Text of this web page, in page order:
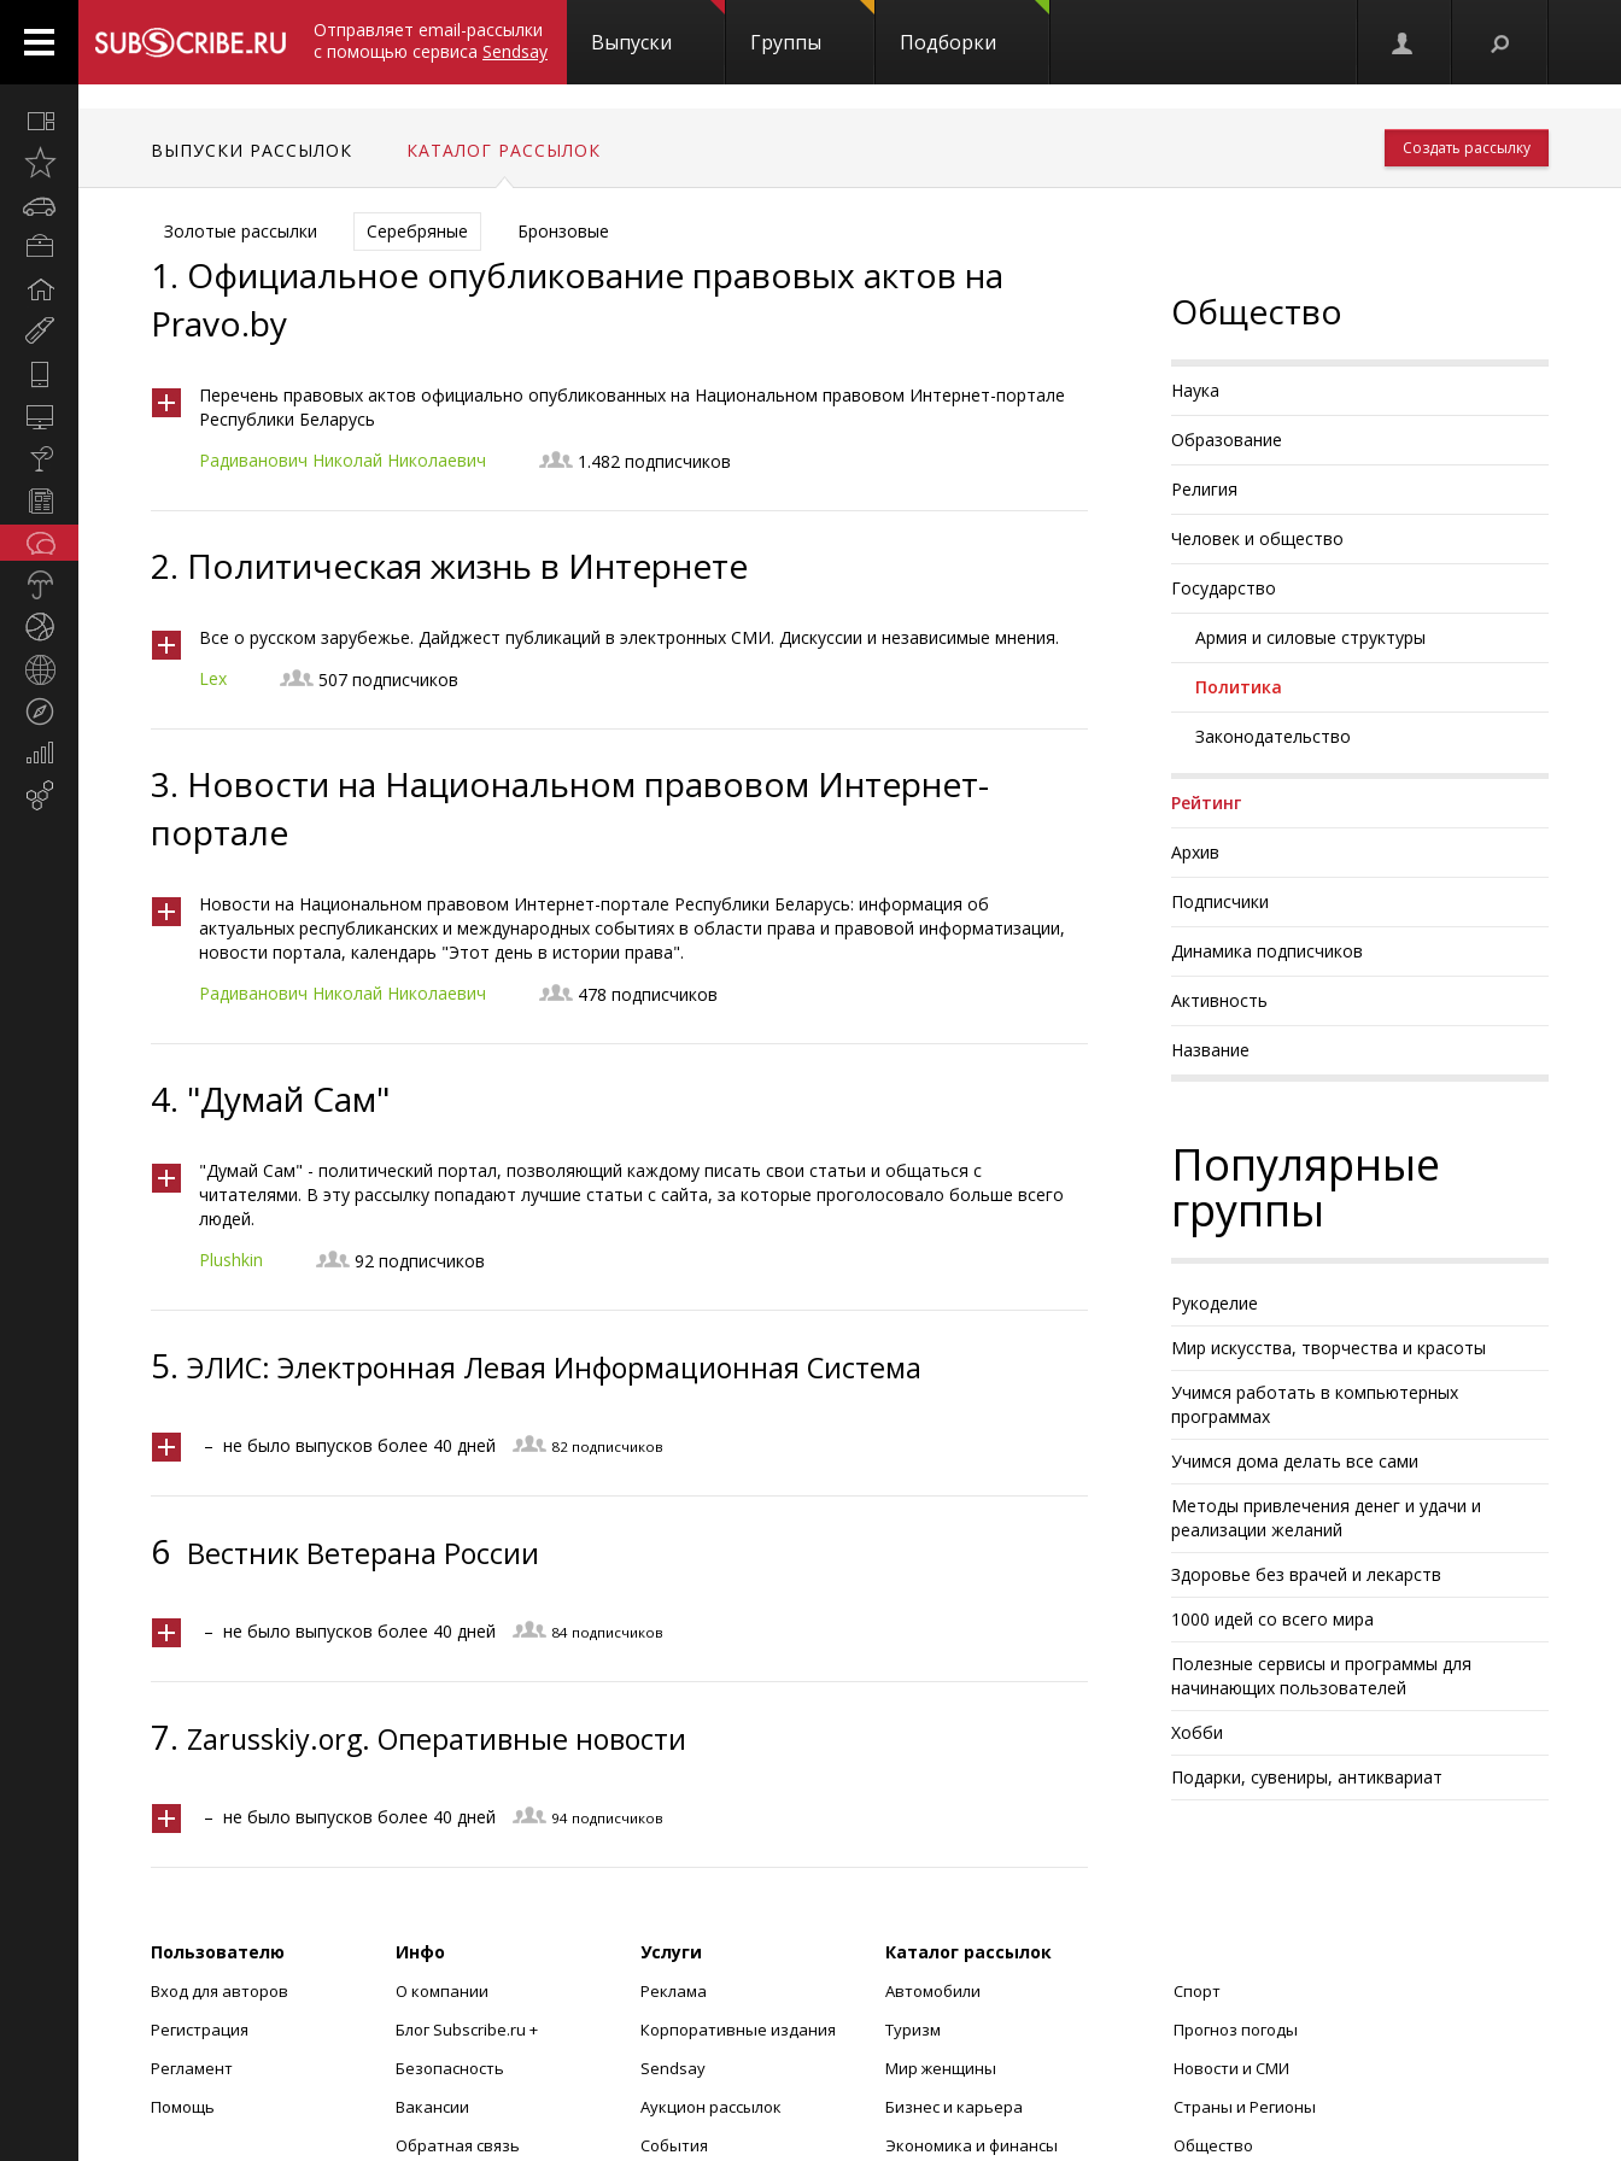
Отправляет email-рассылки
с помощью сервиса Sendsay Выпуски Группы Подборки
Открыто
недавно
Компьютеры
Прогноз
финансы
Email-маркетинг
ВЫПУСКИ РАССЫЛОК КАТАЛОГ РАССЫЛОК Создать рассылку
Золотые рассылки Серебряные Бронзовые
1. Официальное опубликование правовых актов на
Pravo.by
Перечень правовых актов официально опубликованных на Национальном правовом Интернет-портале
Республики Беларусь
Радиванович Николай Николаевич
1.482 подписчиков
2. Политическая жизнь в Интернете
Все о русском зарубежье. Дайджест публикаций в электронных СМИ. Дискуссии и независимые мнения.
Lex
507 подписчиков
3. Новости на Национальном правовом Интернет-
портале
Новости на Национальном правовом Интернет-портале Республики Беларусь: информация об
актуальных республиканских и международных событиях в области права и правовой информатизации,
новости портала, календарь "Этот день в истории права".
Радиванович Николай Николаевич
478 подписчиков
4. "Думай Сам"
"Думай Сам" - политический портал, позволяющий каждому писать свои статьи и общаться с
читателями. В эту рассылку попадают лучшие статьи с сайта, за которые проголосовало больше всего
людей.
Plushkin
92 подписчиков
5. ЭЛИС: Электронная Левая Информационная Система
– не было выпусков более 40 дней 82 подписчиков
6 Вестник Ветерана России
– не было выпусков более 40 дней 84 подписчиков
7. Zarusskiy.оrg. Оперативные новости
– не было выпусков более 40 дней 94 подписчиков
Общество
Наука
Образование
Религия
Человек и общество
Государство
Армия и силовые структуры
Политика
Законодательство
Рейтинг
Архив
Подписчики
Динамика подписчиков
Активность
Название
Популярные
группы
Рукоделие
Мир искусства, творчества и красоты
Учимся работать в компьютерных
программах
Учимся дома делать все сами
Методы привлечения денег и удачи и
реализации желаний
Здоровье без врачей и лекарств
1000 идей со всего мира
Полезные сервисы и программы для
начинающих пользователей
Хобби
Подарки, сувениры, антиквариат
Пользователю
Вход для авторов
Регистрация
Регламент
Помощь
Инфо
О компании
Блог Subscribe.ru +
Безопасность
Вакансии
Обратная связь
Услуги
Реклама
Корпоративные издания
Sendsay
Аукцион рассылок
События
Каталог рассылок
Автомобили
Туризм
Мир женщины
Бизнес и карьера
Экономика и финансы
Спорт
Прогноз погоды
Новости и СМИ
Страны и Регионы
Общество